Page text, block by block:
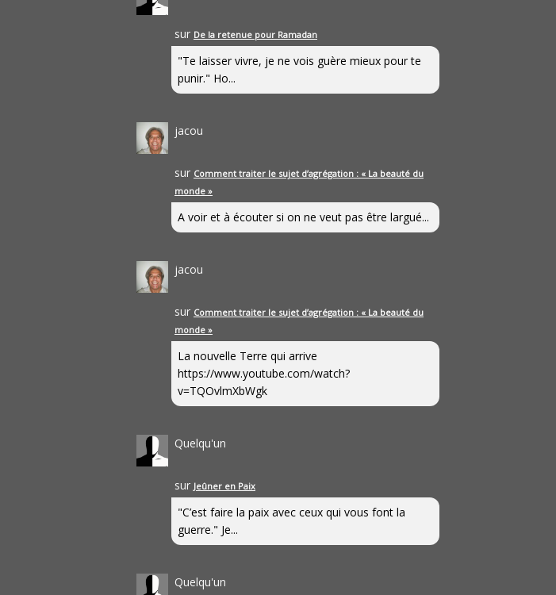
sur De la retenue pour Ramadan
"Te laisser vivre, je ne vois guère mieux pour te
punir." Ho...
jacou
sur Comment traiter le sujet d’agrégation : « La beauté du
monde »
A voir et à écouter si on ne veut pas être largué...
jacou
sur Comment traiter le sujet d’agrégation : « La beauté du
monde »
La nouvelle Terre qui arrive
https://www.youtube.com/watch?
v=TQOvlmXbWgk
Quelqu'un
sur Jeûner en Paix
"C’est faire la paix avec ceux qui vous font la
guerre." Je...
Quelqu'un